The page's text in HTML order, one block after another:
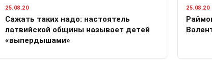
25.08.20
Сажать таких надо: настоятель
латвийской общины называет детей
«выпердышами»
25.08.20